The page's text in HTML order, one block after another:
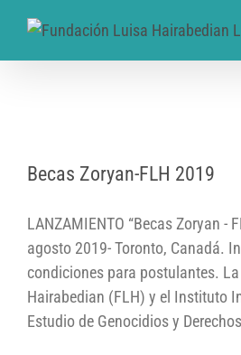
Becas Zoryan-FLH
Becas Zoryan-FLH 2019
LANZAMIENTO “Becas Zoryan -
agosto 2019- Toronto, Canadá.
condiciones para postulantes.
Hairabedian (FLH) y el Instituto
Estudio de Genocidios y